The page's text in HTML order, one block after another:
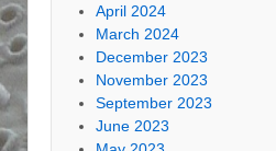
April 2024
March 2024
December 2023
November 2023
September 2023
June 2023